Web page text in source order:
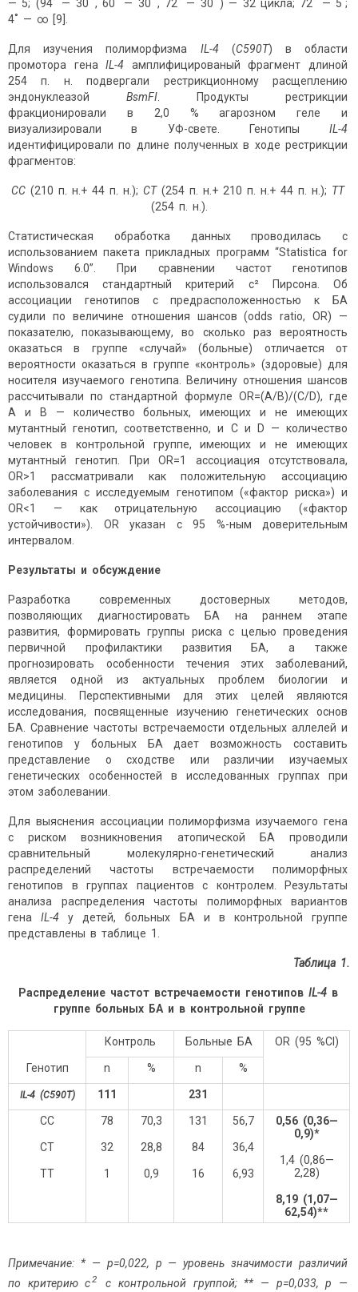
— 5; (94˚ — 30΄΄, 60˚ — 30΄΄, 72˚ — 30΄΄) — 32 цикла; 72˚ — 5΄;
4˚ — ∞ [9].
Для изучения полиморфизма IL-4 (C590T) в области
промотора генаIL-4 амплифицированый фрагмент длиной
254 п. н. подвергали рестрикционному расщеплению
эндонуклеазой BsmFI . Продукты рестрикции
фракционировали в 2,0 % агарозном геле и
визуализировали в УФ-свете. Генотипы IL-4
идентифицировали по длине полученных в ходе рестрикции
фрагментов:
CC (210 п. н.+ 44 п. н.); CT(254 п. н.+ 210 п. н.+ 44 п. н.); TT
(254 п. н.).
Статистическая обработка данных проводилась с
использованием пакета прикладных программ “Statistica for
Windows 6.0”. При сравнении частот генотипов
использовался стандартный критерий c² Пирсона. Об
ассоциации генотипов с предрасположенностью к БА
судили по величине отношения шансов (odds ratio, ОR) —
показателю, показывающему, во сколько раз вероятность
оказаться в группе «случай» (больные) отличается от
вероятности оказаться в группе «контроль» (здоровые) для
носителя изучаемого генотипа. Величину отношения шансов
рассчитывали по стандартной формуле ОR=(A/B)/(C/D), где
A и B — количество больных, имеющих и не имеющих
мутантный генотип, соответственно, и C и D — количество
человек в контрольной группе, имеющих и не имеющих
мутантный генотип. При OR=1 ассоциация отсутствовала,
OR>1 рассматривали как положительную ассоциацию
заболевания с исследуемым генотипом («фактор риска») и
OR<1 — как отрицательную ассоциацию («фактор
устойчивости»). OR указан с 95 %-ным доверительным
интервалом.
Результаты и обсуждение
Разработка современных достоверных методов,
позволяющих диагностировать БА на раннем этапе
развития, формировать группы риска с целью проведения
первичной профилактики развития БА, а также
прогнозировать особенности течения этих заболеваний,
является одной из актуальных проблем биологии и
медицины. Перспективными для этих целей являются
исследования, посвященные изучению генетических основ
БА. Сравнение частоты встречаемости отдельных аллелей и
генотипов у больных БА дает возможность составить
представление о сходстве или различии изучаемых
генетических особенностей в исследованных группах при
этом заболевании.
Для выяснения ассоциации полиморфизма изучаемого гена
с риском возникновения атопической БА проводили
сравнительный молекулярно-генетический анализ
распределений частоты встречаемости полиморфных
генотипов в группах пациентов с контролем. Результаты
анализа распределения частоты полиморфных вариантов
генаIL-4 у детей, больных БА и в контрольной группе
представлены в таблице 1.
Таблица 1.
Распределение частот встречаемости генотипов IL-4в
группе больных БА и в контрольной группе
Генотип
Контроль Больные БА OR (95 %CI)
n % n %
IL-4 (C590T) 111 231
CC
CT
TT
78
32
1
70,3
28,8
0,9
131
84
16
56,7
36,4
6,93
0,56 (0,36—
0,9)*
1,4 (0,86—
2,28)
8,19 (1,07—
62,54)**
Примечание: * — p=0,022, р — уровень значимости различий
по критериюc2 с контрольной группой; ** — p=0,033, р —